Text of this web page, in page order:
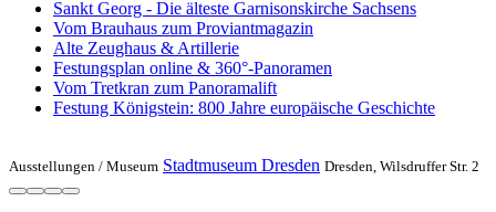
Sankt Georg - Die älteste Garnisonskirche Sachsens
Vom Brauhaus zum Proviantmagazin
Alte Zeughaus & Artillerie
Festungsplan online & 360°-Panoramen
Vom Tretkran zum Panoramalift
Festung Königstein: 800 Jahre europäische Geschichte
Ausstellungen / Museum Stadtmuseum Dresden Dresden, Wilsdruffer Str. 2